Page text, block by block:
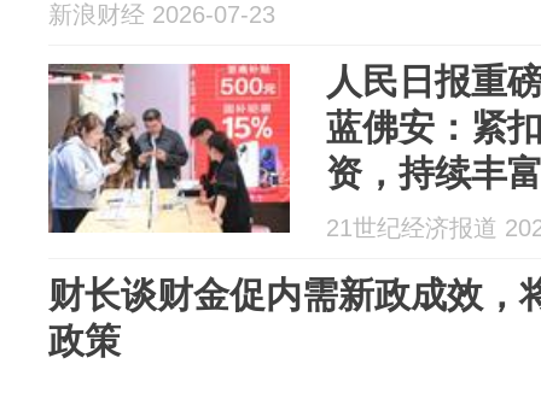
新浪财经 2026-07-23
人民日报重
蓝佛安：紧
资，持续丰
21世纪经济报道
财长谈财金促内需新政成效，
政策